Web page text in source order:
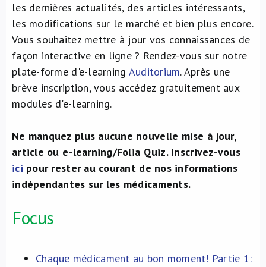
les dernières actualités, des articles intéressants,
les modifications sur le marché et bien plus encore.
Vous souhaitez mettre à jour vos connaissances de
façon interactive en ligne ? Rendez-vous sur notre
plate-forme d'e-learning Auditorium. Après une
brève inscription, vous accédez gratuitement aux
modules d'e-learning.
Ne manquez plus aucune nouvelle mise à jour,
article ou e-learning/Folia Quiz. Inscrivez-vous
ici pour rester au courant de nos informations
indépendantes sur les médicaments.
Focus
Chaque médicament au bon moment! Partie 1: